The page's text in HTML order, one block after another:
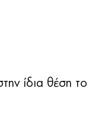
ίδια θέση το